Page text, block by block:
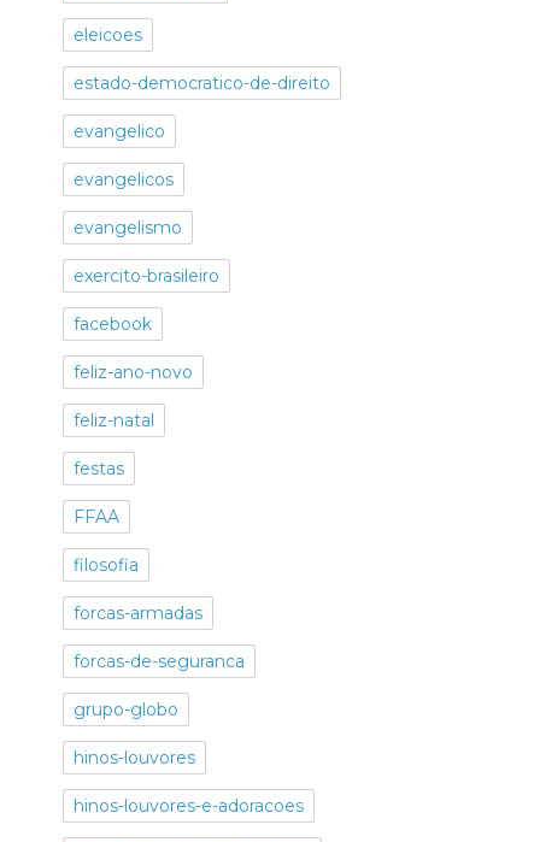
eleicoes
estado-democratico-de-direito
evangelico
evangelicos
evangelismo
exercito-brasileiro
facebook
feliz-ano-novo
feliz-natal
festas
FFAA
filosofia
forcas-armadas
forcas-de-seguranca
grupo-globo
hinos-louvores
hinos-louvores-e-adoracoes